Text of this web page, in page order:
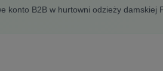
konto B2B w hurtowni odzieży